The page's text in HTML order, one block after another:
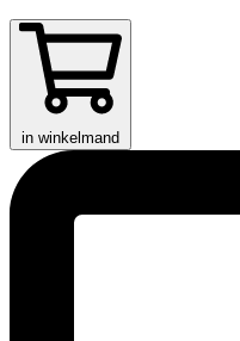
in winkelmand